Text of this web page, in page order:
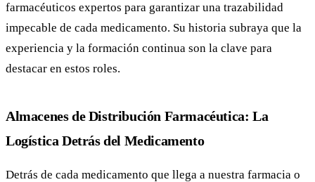
farmacéuticos expertos para garantizar una trazabilidad
impecable de cada medicamento. Su historia subraya que la
experiencia y la formación continua son la clave para
destacar en estos roles.
Almacenes de Distribución Farmacéutica: La
Logística Detrás del Medicamento
Detrás de cada medicamento que llega a nuestra farmacia o